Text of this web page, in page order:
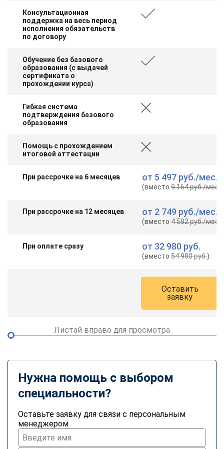
Консультационная
поддержка на весь период
исполнения обязательств
по договору
Обучение без базового
образования (с выдачей
сертификата о
прохождении курса)
Гибкая система
подтверждения базового
образования
Помощь с прохождением
итоговой аттестации
При рассрочке на 6 месяцев от 5 497 руб./мес.
(вместо9 164 руб./мес.
При рассрочке на 12 месяцев от 2 749 руб./мес.
(вместо4 582 руб./мес.
При оплате сразу от 32 980 руб.
(вместо54 980 руб.)
Оставить
заявку
Листай вправо для просмотра
Нужна помощь с выбором
специальности?
Оставьте заявку для связи с персональным
менеджером